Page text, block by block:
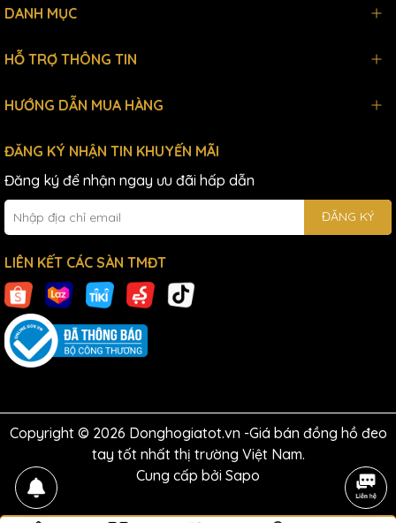
DANH MỤC
HỖ TRỢ THÔNG TIN
HƯỚNG DẪN MUA HÀNG
ĐĂNG KÝ NHẬN TIN KHUYẾN MÃI
Đăng ký để nhận ngay ưu đãi hấp dẫn
ĐĂNG KÝ
LIÊN KẾT CÁC SÀN TMĐT
Copyright © 2026 Donghogiatot.vn -Giá bán đồng hồ đeo
tay tốt nhất thị trường Việt Nam.
Cung cấp bởi Sapo